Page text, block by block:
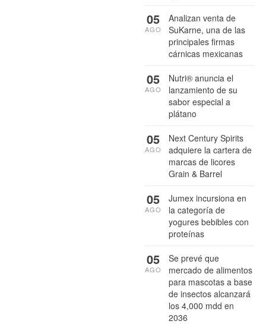
Analizan venta de
SuKarne, una de las
principales firmas
cárnicas mexicanas
05
AGO
Nutri® anuncia el
lanzamiento de su
sabor especial a
plátano
05
AGO
Next Century Spirits
adquiere la cartera de
marcas de licores
Grain & Barrel
05
AGO
Jumex incursiona en
la categoría de
yogures bebibles con
proteínas
05
AGO
Se prevé que
mercado de alimentos
para mascotas a base
de insectos alcanzará
los 4,000 mdd en
2036
05
AGO